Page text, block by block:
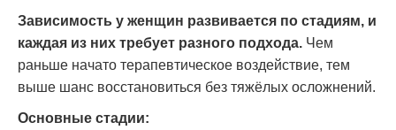
Зависимость у женщин развивается по стадиям, и
каждая из них требует разного подхода. Чем
раньше начато терапевтическое воздействие, тем
выше шанс восстановиться без тяжёлых осложнений.
Основные стадии: